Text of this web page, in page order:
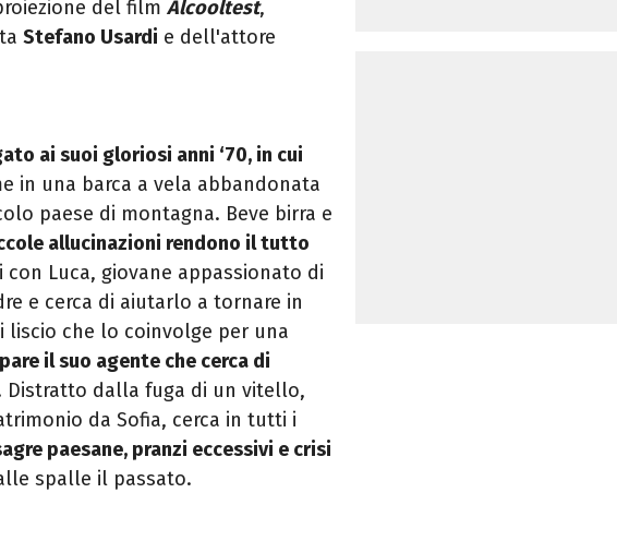
del film Alcooltest,
Stefano Usardi e dell'attore
ai suoi gloriosi anni ‘70, in cui
in una barca a vela abbandonata
paese di montagna. Beve birra e
allucinazioni rendono il tutto
Luca, giovane appassionato di
e cerca di aiutarlo a tornare in
liscio che lo coinvolge per una
il suo agente che cerca di
Distratto dalla fuga di un vitello,
da Sofia, cerca in tutti i
paesane, pranzi eccessivi e crisi
spalle il passato.